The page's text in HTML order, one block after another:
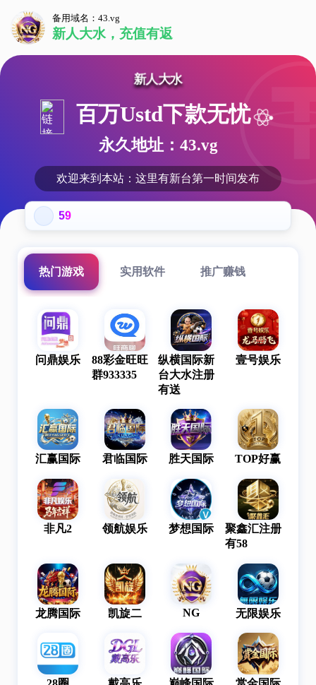
备用域名：43.vg
新人大水，充值有返
新人大水
百万Ustd下款无忧
永久地址：43.vg
欢迎来到本站：这里有新台第一时间发布
777759
热门游戏 实用软件 推广赚钱
问鼎娱乐
88彩金旺旺
群933335
纵横国际新
台大水注册
有送
壹号娱乐
汇赢国际 君临国际 胜天国际 TOP好赢
非凡2 领航娱乐 梦想国际
聚鑫汇注册
有58
龙腾国际 凯旋二 NG 无限娱乐